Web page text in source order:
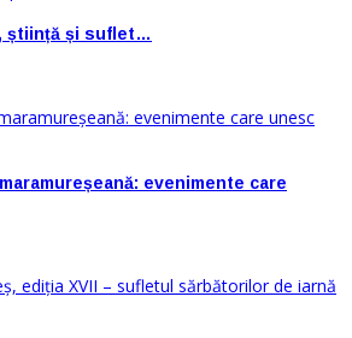
știință și suflet…
evenimente care